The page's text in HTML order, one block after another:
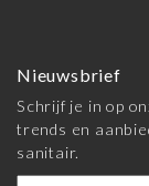
Nieuwsbrief
Schrijf je in op
trends en
sanitair.